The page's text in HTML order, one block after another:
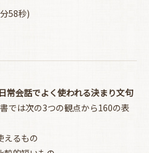
58秒)
会話でよく使われる決まり文句
では次の3つの観点から160の表
えるもの